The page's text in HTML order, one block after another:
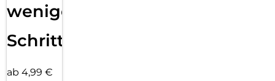
wenigen
Schritten
ab 4,99 €